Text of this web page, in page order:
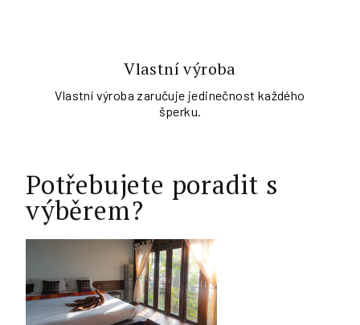
Vlastní výroba
Vlastní výroba zaručuje jedinečnost každého
šperku.
Potřebujete poradit s
výběrem?